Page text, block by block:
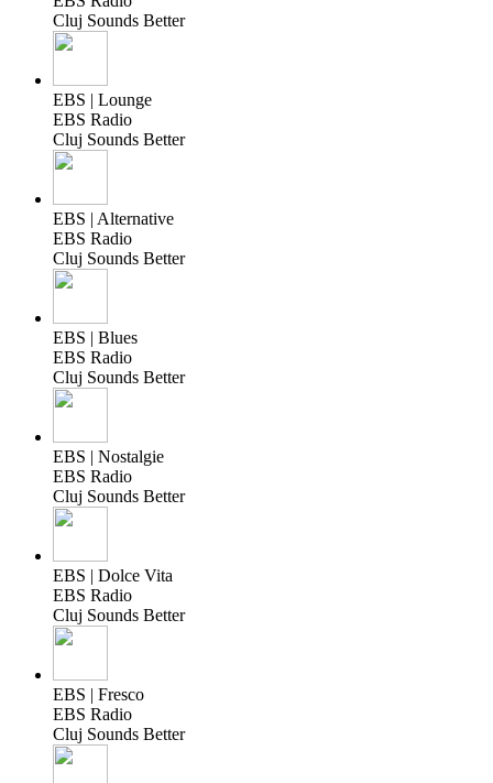
Cluj Sounds Better
EBS | Lounge
EBS Radio
Cluj Sounds Better
EBS | Alternative
EBS Radio
Cluj Sounds Better
EBS | Blues
EBS Radio
Cluj Sounds Better
EBS | Nostalgie
EBS Radio
Cluj Sounds Better
EBS | Dolce Vita
EBS Radio
Cluj Sounds Better
EBS | Fresco
EBS Radio
Cluj Sounds Better